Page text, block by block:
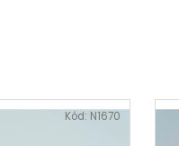
Kód: N1670